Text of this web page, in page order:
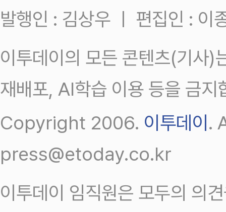
발행인 : 김상우 ㅣ 편집인 : 이
이투데이의 모든 콘텐츠(기사)
재배포, AI학습 이용 등을 금지
Copyright 2006. 이투데이 .
press@etoday.co.kr
이투데이 임직원은 모두의 의